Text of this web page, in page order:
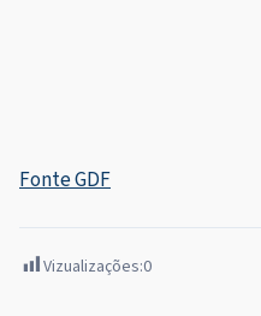
Fonte GDF
Vizualizações:0